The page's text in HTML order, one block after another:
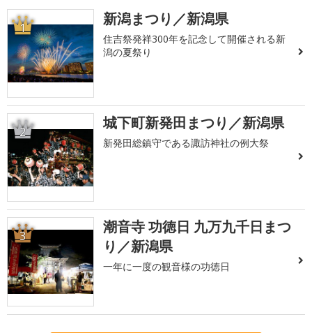
1 新潟まつり／新潟県
住吉祭発祥300年を記念して開催される新
潟の夏祭り
2 城下町新発田まつり／新潟県
新発田総鎮守である諏訪神社の例大祭
3
潮音寺 功徳日 九万九千日まつ
り／新潟県
一年に一度の観音様の功徳日